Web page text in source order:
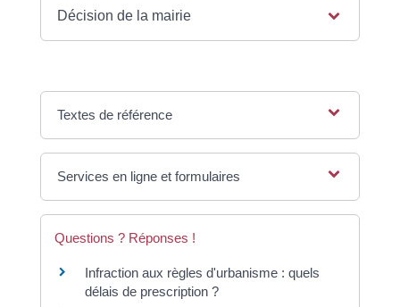
Décision de la mairie
Textes de référence
Services en ligne et formulaires
Questions ? Réponses !
Infraction aux règles d'urbanisme : quels
délais de prescription ?